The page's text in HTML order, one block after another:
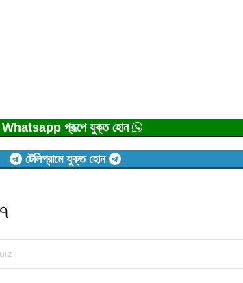
গ্রূপে যুক্ত হোন
টেলিগ্রামে যুক্ত হোন